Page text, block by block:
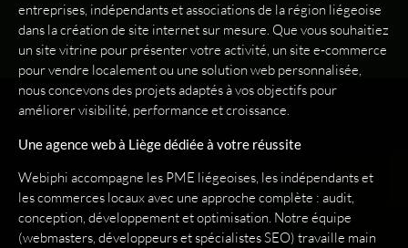
entreprises, indépendants et associations de la région liégeoise
dans la création de site internet sur mesure. Que vous souhaitiez
un site vitrine pour présenter votre activité, un site e‑commerce
pour vendre localement ou une solution web personnalisée,
nous concevons des projets adaptés à vos objectifs pour
améliorer visibilité, performance et croissance.
Une agence web à Liège dédiée à votre réussite
Webiphi accompagne les PME liégeoises, les indépendants et
les commerces locaux avec une approche complète : audit,
conception, développement et optimisation. Notre équipe
(webmasters, développeurs et spécialistes SEO) travaille main